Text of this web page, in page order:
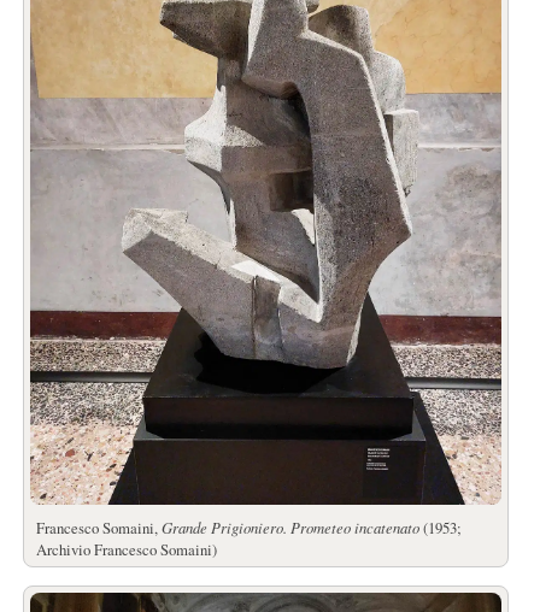
Francesco Somaini,Grande Prigioniero. Prometeo incatenato(1953;
Archivio Francesco Somaini)